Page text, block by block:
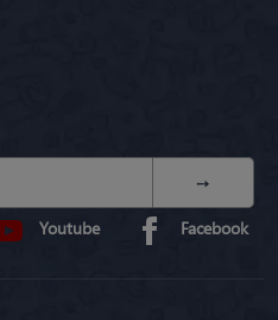
Youtube Facebook